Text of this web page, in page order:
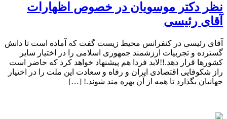
نظر دکتر موسویان در خصوص اظهارات
آقای رئیسی
آقای رئیسی در کنفرانس محیط زیست گفت که آماده است تا دانش
گسترده و تجربیات ارزشمند جمهوری اسلامی را در اختیار سایر
کشورها قرار دهد.!!لابد فردا هم پیشنهاد خواهد کرد که حاضر است
راز شکوفایی اقتصادی ایران و رفاه و سعادت این ملت را در اختیار
جهانیان بگذارد تا همه از آن بهره مند شوند.! […]